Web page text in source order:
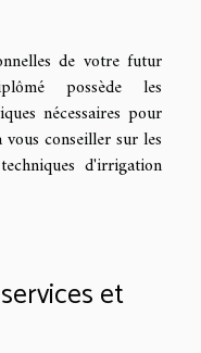
de votre futur
possède les
nécessaires pour
conseiller sur les
d'irrigation
et